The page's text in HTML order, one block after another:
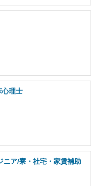
心理士
ニア/寮・社宅・家賃補助